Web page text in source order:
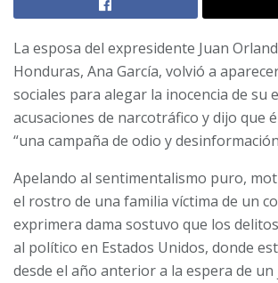
La esposa del expresidente Juan
Honduras, Ana García, volvió a
sociales para alegar la inocencia de su
acusaciones de narcotráfico y dijo que
“una campaña de odio y
Apelando al sentimentalismo puro,
el rostro de una familia víctima de un
exprimera dama sostuvo que los
al político en Estados Unidos, donde
desde el año anterior a la espera de un